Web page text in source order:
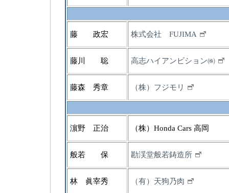
藤 政宏 株式会社 FUJIMA
藤川 聡 高志ハイアンビション㈱
藤森 秀章 （株）フジモリ
濵野 正治 （株）Honda Cars 高岡
般若 保 勘渓堂般若鋳造所
林 眞宰秀 （有）天狗乃肉